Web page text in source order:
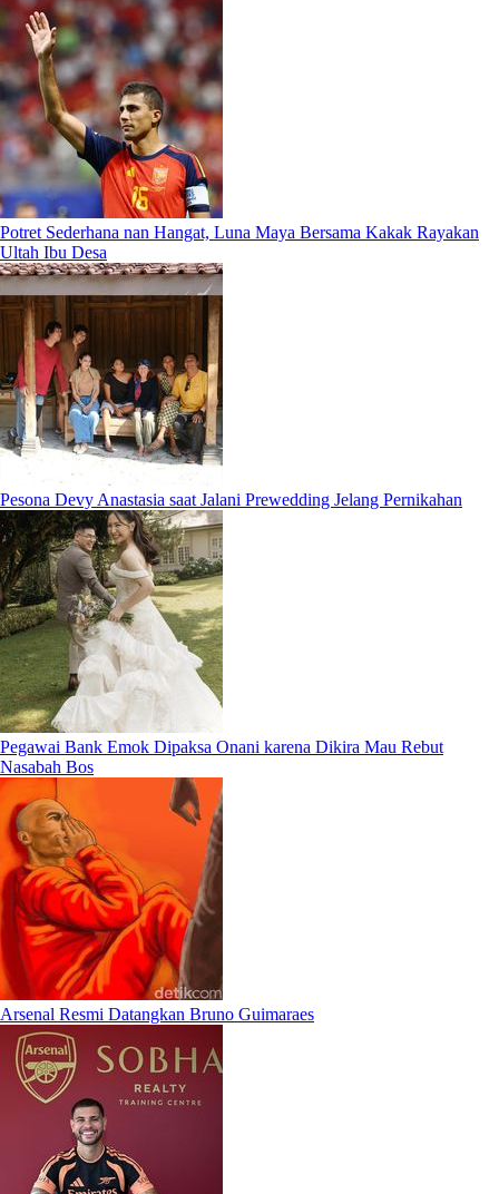
Potret Sederhana nan Hangat, Luna Maya Bersama Kakak Rayakan
Ultah Ibu Desa
Pesona Devy Anastasia saat Jalani Prewedding Jelang Pernikahan
Pegawai Bank Emok Dipaksa Onani karena Dikira Mau Rebut
Nasabah Bos
Arsenal Resmi Datangkan Bruno Guimaraes